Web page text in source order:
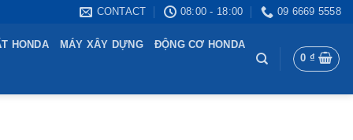
CONTACT 08:00 - 18:00 09 6669 5558
HONDA MÁY XÂY DỰNG ĐỘNG CƠ HONDA
0 ₫